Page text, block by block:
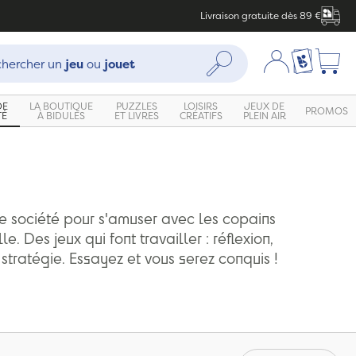
Livraison gratuite dès 89 €
:
un jeuou jouet Rechercher Mon compte
Ma liste
LA BOUTIQUE
À BIDULES
PUZZLES
ET LIVRES
LOISIRS
CRÉATIFS
JEUX DE
PLEIN AIR PROMOS
société pour s'amuser avec les copains
Des jeux qui font travailler : réflexion,
Essayez et vous serez conquis !